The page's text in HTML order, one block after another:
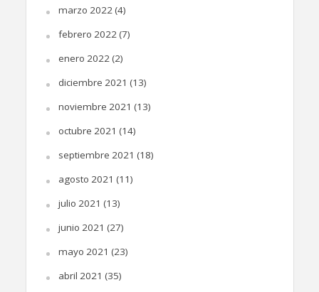
marzo 2022(4)
febrero 2022(7)
enero 2022(2)
diciembre 2021 (13)
noviembre 2021 (13)
octubre 2021 (14)
septiembre 2021 (18)
agosto 2021 (11)
julio 2021 (13)
junio 2021 (27)
mayo 2021 (23)
abril 2021 (35)